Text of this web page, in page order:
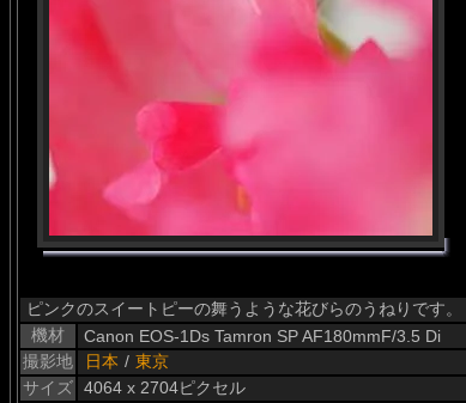
ピンクのスイートピーの舞うような花びらのうねりです。
機材
Canon EOS-1Ds Tamron SP AF180mmF/3.5 Di
撮影地
日本 / 東京
サイズ 4064 x 2704ピクセル